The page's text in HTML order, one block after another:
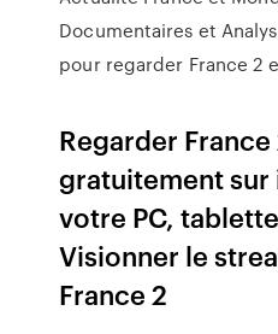
Documentaires et
pour regarder France 2
Regarder
gratuitement
votre PC,
Visionner le
France 2